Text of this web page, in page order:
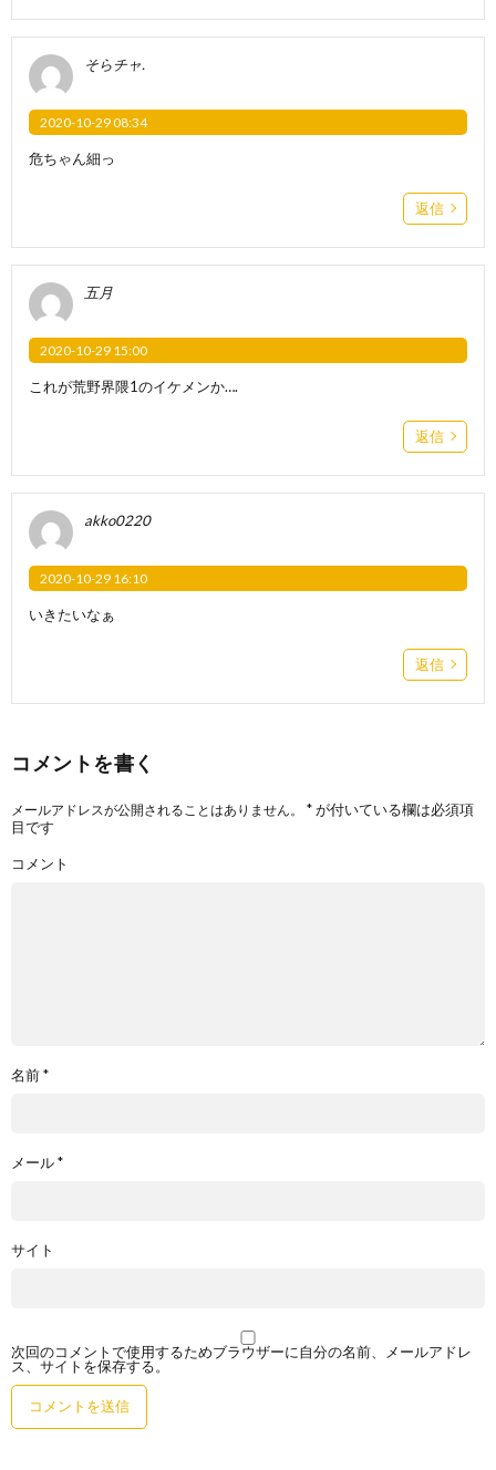
そらチャ.
2020-10-29 08:34
危ちゃん細っ
返信
五月
2020-10-29 15:00
これが荒野界隈1のイケメンか….
返信
akko0220
2020-10-29 16:10
いきたいなぁ
返信
コメントを書く
メールアドレスが公開されることはありません。 *が付いている欄は必須項
目です
コメント
名前*
メール*
サイト
次回のコメントで使用するためブラウザーに自分の名前、メールアドレ
ス、サイトを保存する。